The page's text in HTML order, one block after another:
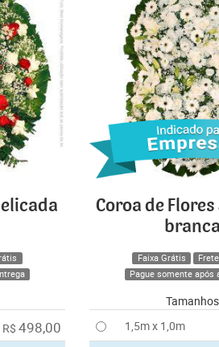
R$ 498,00
Coroa de
branca
Faixa Grátis
Pague somente após
Tamanhos
1,5m x 1,0m